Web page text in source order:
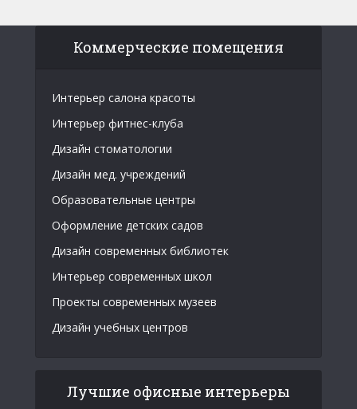
Коммерческие помещения
Интерьер салона красоты
Интерьер фитнес-клуба
Дизайн стоматологии
Дизайн мед. учреждений
Образовательные центры
Оформление детских садов
Дизайн современных библиотек
Интерьер современных школ
Проекты современных музеев
Дизайн учебных центров
Лучшие офисные интерьеры